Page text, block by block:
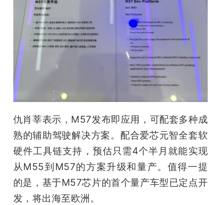
仇肖莘表示，M57发布即应用，可配套多种成
熟的辅助驾驶解决方案。配合爱芯元智全套软
硬件工具链支持，预估只需4个半月就能实现
从M55到M57的方案升级和量产。值得一提
的是，基于M57芯片的首个量产车型已定点开
发，将出海至欧洲。